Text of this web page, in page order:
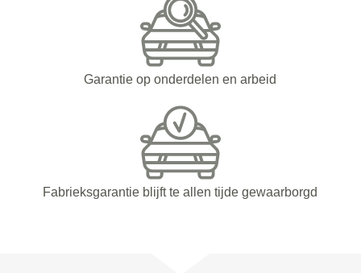
Garantie op onderdelen en arbeid
Fabrieksgarantie blijft te allen tijde gewaarborgd